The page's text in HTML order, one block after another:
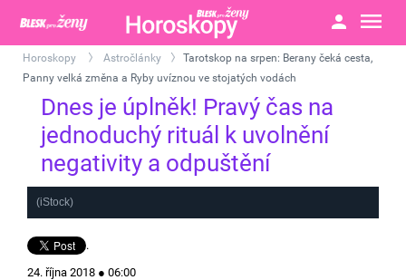
Horoskopy Astročlánky
Tarotskop na srpen: Berany čeká cesta,
Panny velká změna a Ryby uvíznou ve stojatých vodách
Dnes je úplněk! Pravý čas na
jednoduchý rituál k uvolnění
negativity a odpuštění
(iStock)
.
24. října 2018 ● 06:00